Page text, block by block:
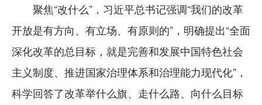
聚焦“改什么”，习近平总书记强调“我们的改革
开放是有方向、有立场、有原则的”，明确提出“全面
深化改革的总目标，就是完善和发展中国特色社会
主义制度、推进国家治理体系和治理能力现代化”，
科学回答了改革举什么旗、走什么路、向什么目标